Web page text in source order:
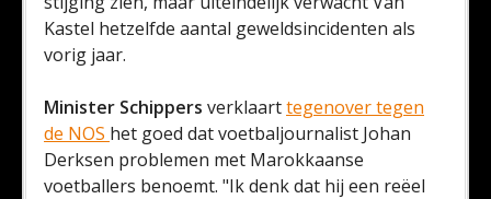
Kastel hetzelfde aantal geweldsincidenten als
vorig jaar.
Minister Schippers verklaarttegenover tegen
de NOS het goed dat voetbaljournalist Johan
Derksen problemen met Marokkaanse
voetballers benoemt. "Ik denk dat hij een reëel